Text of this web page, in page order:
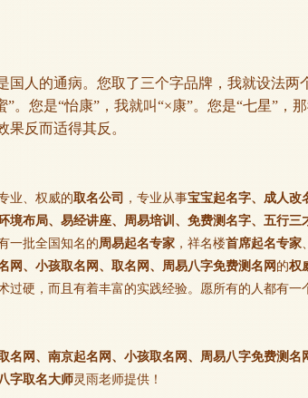
人的通病。您取了三个字品牌，我就设法两
。您是“怡康”，我就叫“×康”。您是“七星”，
果反而适得其反。
业、权威的取名公司 ，专业从事宝宝起名字、成人改
境布局、易经讲座、周易培训、免费测名字、五行三
一批全国知名的周易起名专家 ，祥名楼首席起名专家、
网、小孩取名网、取名网、周易八字免费测名网 的权
过硬，而且有着丰富的实践经验。愿所有的人都有一
名网、南京起名网、小孩取名网、周易八字免费测名
字取名大师灵雨老师提供！